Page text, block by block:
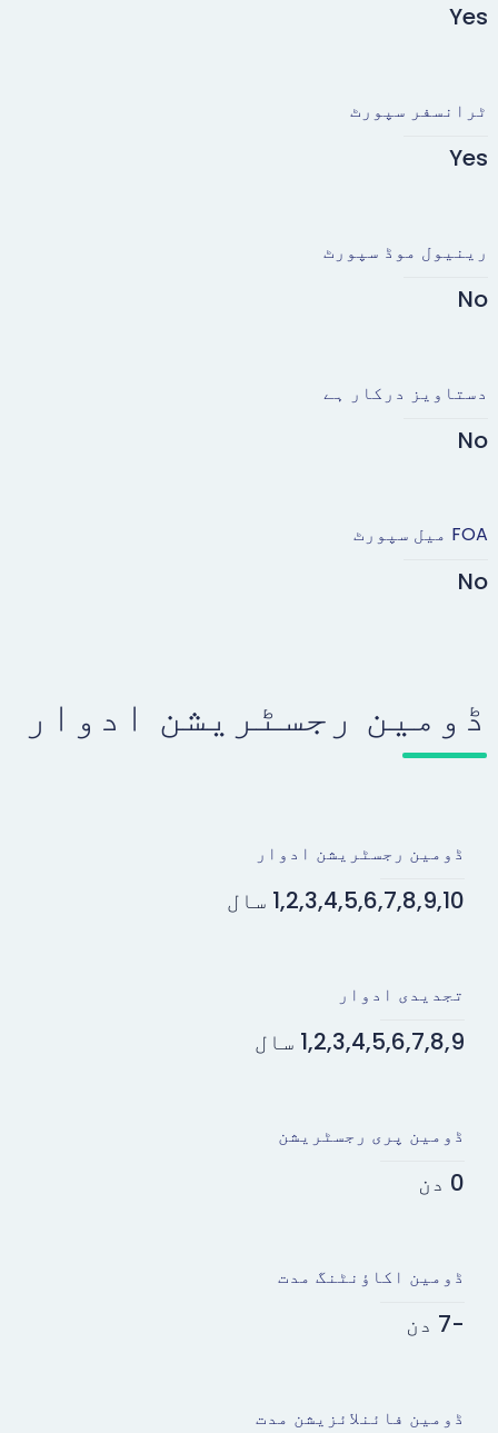
Yes
ٹرانسفر سپورٹ
Yes
رینیول موڈ سپورٹ
No
دستاویز درکار ہے
No
FOA میل سپورٹ
No
ڈومین رجسٹریشن ادوار
ڈومین رجسٹریشن ادوار
1,2,3,4,5,6,7,8,9,10 سال
تجدیدی ادوار
1,2,3,4,5,6,7,8,9 سال
ڈومین پری رجسٹریشن
0 دن
ڈومین اکاؤنٹنگ مدت
-7 دن
ڈومین فائنلائزیشن مدت